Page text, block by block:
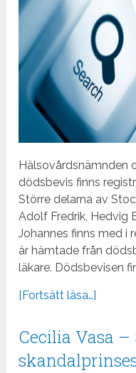
Hälsovårdsnämnden
dödsbevis finns
Större delarna av
Adolf Fredrik, Hedvig
Johannes finns med i
är hämtade från
läkare. Dödsbevisen
[Fortsätt läsa…]
Cecilia Vasa